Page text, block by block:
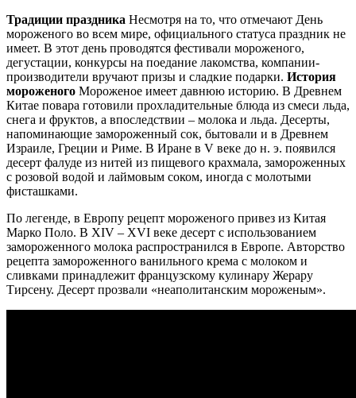
Традиции праздника Несмотря на то, что отмечают День
мороженого во всем мире, официального статуса праздник не
имеет. В этот день проводятся фестивали мороженого,
дегустации, конкурсы на поедание лакомства, компании-
производители вручают призы и сладкие подарки. История
мороженого Мороженое имеет давнюю историю. В Древнем
Китае повара готовили прохладительные блюда из смеси льда,
снега и фруктов, а впоследствии – молока и льда. Десерты,
напоминающие замороженный сок, бытовали и в Древнем
Израиле, Греции и Риме. В Иране в V веке до н. э. появился
десерт фалуде из нитей из пищевого крахмала, замороженных
с розовой водой и лаймовым соком, иногда с молотыми
фисташками.
По легенде, в Европу рецепт мороженого привез из Китая
Марко Поло. В XIV – XVI веке десерт с использованием
замороженного молока распространился в Европе. Авторство
рецепта замороженного ванильного крема с молоком и
сливками принадлежит французскому кулинару Жерару
Тирсену. Десерт прозвали «неаполитанским мороженым».